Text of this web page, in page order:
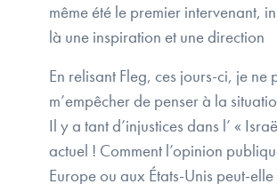
même été le premier intervenant,
là une inspiration et une direction
En relisant Fleg, ces jours-ci, je ne
m’empêcher de penser à la
Il y a tant d’injustices dans l’ «
actuel ! Comment l’opinion
Europe ou aux États-Unis peut-